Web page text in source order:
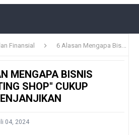
Finansial 6 Alasan Mengapa Bisnis "Thrifting Shop" Cukup Menjanjikan
MENGAPA BISNIS
SHOP" CUKUP
04, 2024